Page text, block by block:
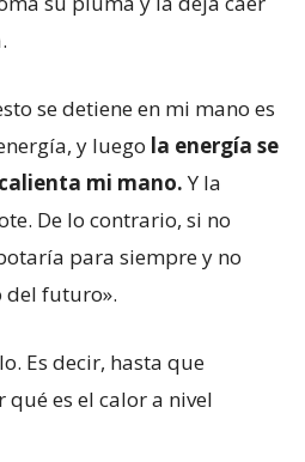
se detiene en mi mano es
y luego la energía se
mi mano.Y la
De lo contrario, si no
para siempre y no
futuro».
Es decir, hasta que
es el calor a nivel